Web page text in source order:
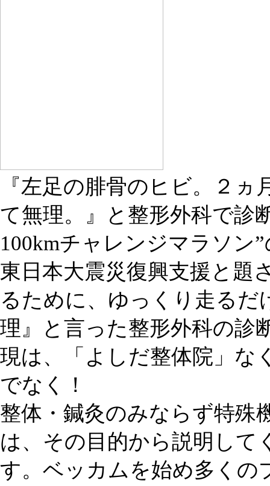
『左足の腓骨のヒビ。２
て無理。』と整形外科で診
100kmチャレンジマラソン
東日本大震災復興支援と題
るために、ゆっくり走る
理』と言った整形外科の診
現は、「よしだ整体院」な
でなく！
整体・鍼灸のみならず特殊
は、その目的から説明して
す。ベッカムを始め多くの